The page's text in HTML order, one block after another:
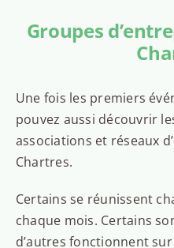
Groupes
Une fois les premiers
pouvez aussi découvrir
associations et réseaux
Chartres.
Certains se réunissent
chaque mois. Certains
d’autres fonctionnent